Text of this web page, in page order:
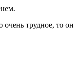
трудное, то он